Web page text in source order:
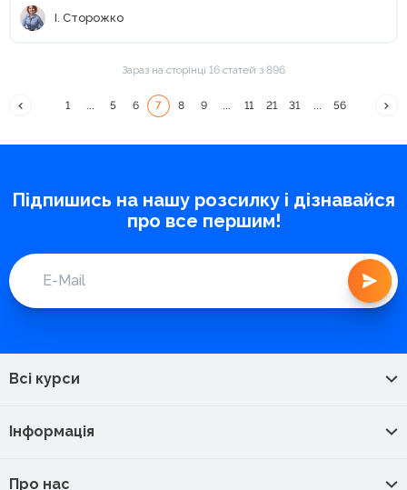
І. Сторожко
Зараз на сторінці 16 статей з 896
1 5 6 7 8 9 11 21 31 56
Підпишись на нашу розсилку і дізнавайся
про все першим!
Всі курси
Інформація
Про нас